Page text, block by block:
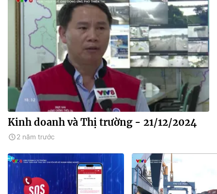
Kinh doanh và Thị trường - 21/12/2024
2 năm trước